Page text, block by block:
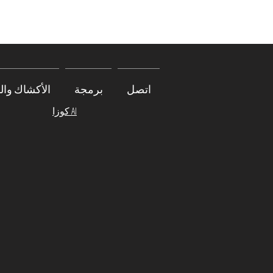
الأكشاك برمجة اتصل
كوزا AI